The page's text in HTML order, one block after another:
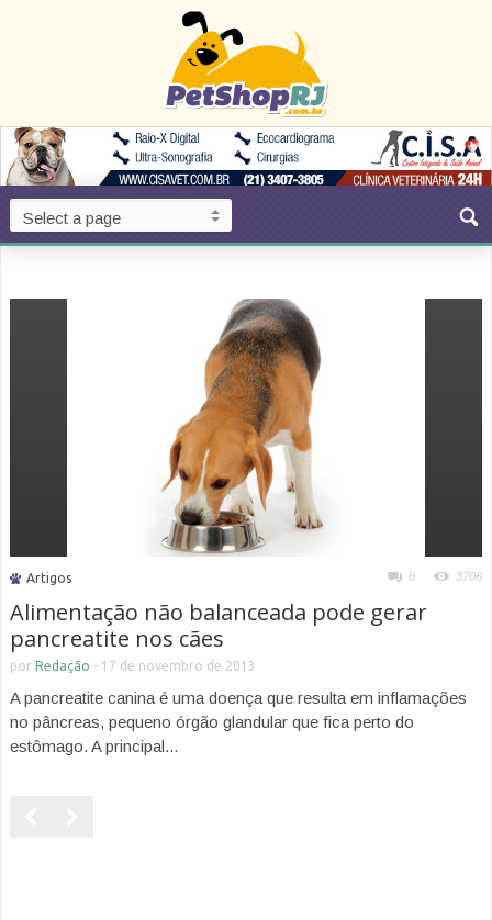
Artigos 0 3706
Alimentação não balanceada pode gerar
pancreatite nos cães
por Redação - 17 de novembro de 2013
A pancreatite canina é uma doença que resulta em inflamações
no pâncreas, pequeno órgão glandular que fica perto do
estômago. A principal...